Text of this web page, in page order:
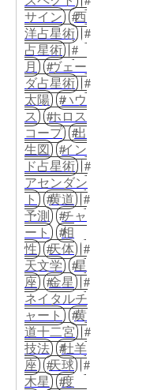
サイン
西
洋占星術
占星術
月
ヴェー
ダ占星術
太陽
ハウ
ス
ホロス
コープ
出
生図
イン
ド占星術
アセンダン
ト
黄道
予測
チャ
ート
相
性
天体
天文学
星
座
金星
ネイタルチ
ャート
黄
道十二宮
技法
牡羊
座
天球
木星
度